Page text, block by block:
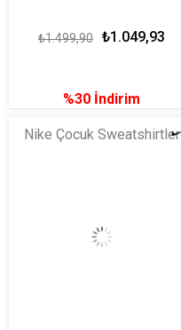
₺1.049,93
₺1.499,90
%30 İndirim
Nike Çocuk Sweatshirtler